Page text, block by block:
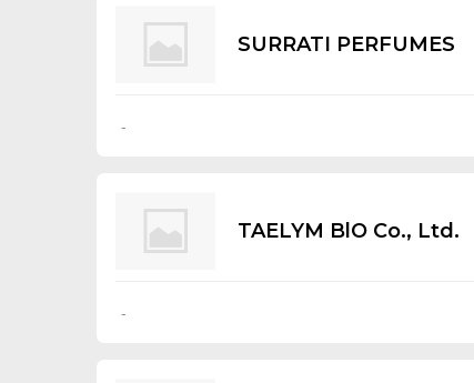
SURRATI PERFUMES
-
TAELYM BlO Со., Ltd.
-